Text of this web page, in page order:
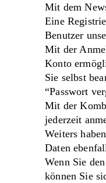
Mit dem
Eine
Benutzer
Mit der
Konto
Sie selbst
“Passwort
Mit der
jederzeit
Weiters
Daten
Wenn Sie
können Sie